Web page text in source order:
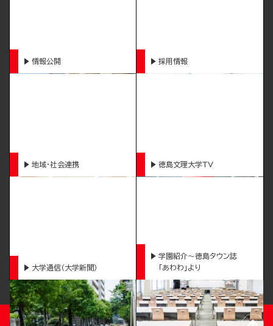
情報公開 採用情報
地域・社会連携 徳島文理大学TV
大学通信（大学新聞）
学園紹介～徳島タウン誌
「あわわ」より